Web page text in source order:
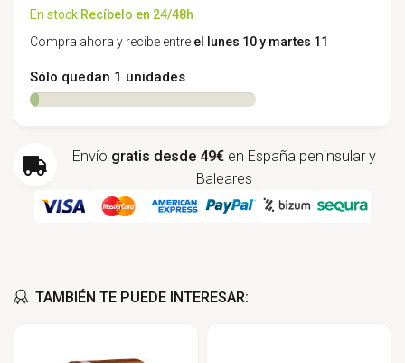
En stock Recíbelo en 24/48h
Compra ahora y recibe entre el lunes 10 y martes 11
Sólo quedan 1 unidades
Envío gratis desde 49€ en España peninsular y
Baleares
TAMBIÉN TE PUEDE INTERESAR: